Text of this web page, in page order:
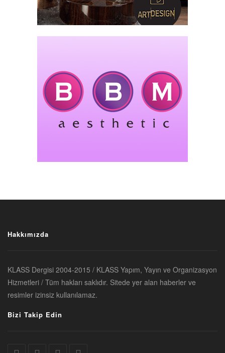
Hakkımızda
KLASS Dergisi 2004-2015 / KLASS Yapım, Yayın ve Organizasyon
Hizmetleri / Tüm hakları saklıdır. Sitede yer alan haberler ve
resimler izinsiz kullanılamaz.
Bizi Takip Edin